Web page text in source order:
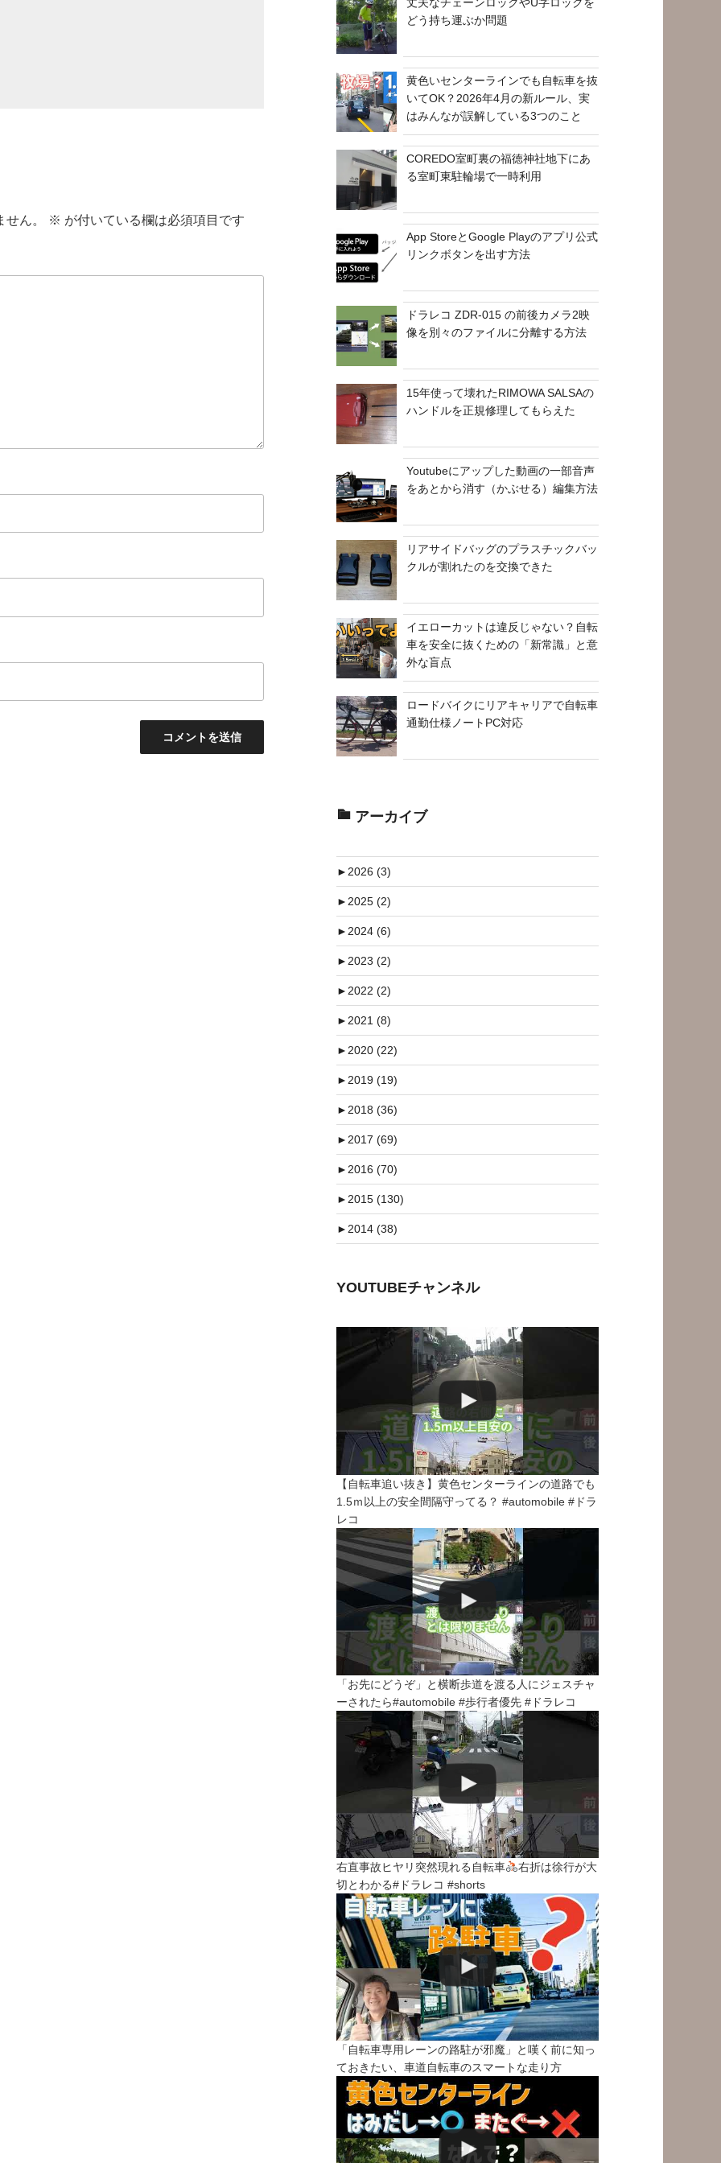
ん。 ※ が付いている欄は必須項目です
どう持ち運ぶか問題
黄色いセンターラインでも自転車を抜
いてOK？2026年4月の新ルール、実
はみんなが誤解している3つのこと
COREDO室町裏の福徳神社地下にあ
る室町東駐輪場で一時利用
App StoreとGoogle Playのアプリ公式
リンクボタンを出す方法
ドラレコ ZDR-015 の前後カメラ2映
像を別々のファイルに分離する方法
15年使って壊れたRIMOWA SALSAの
ハンドルを正規修理してもらえた
Youtubeにアップした動画の一部音声
をあとから消す（かぶせる）編集方法
リアサイドバッグのプラスチックバッ
クルが割れたのを交換できた
イエローカットは違反じゃない？自転
車を安全に抜くための「新常識」と意
外な盲点
ロードバイクにリアキャリアで自転車
通勤仕様ノートPC対応
アーカイブ
►2026 (3)
►2025 (2)
►2024 (6)
►2023 (2)
►2022 (2)
►2021 (8)
►2020 (22)
►2019 (19)
►2018 (36)
►2017 (69)
►2016 (70)
►2015 (130)
►2014 (38)
YOUTUBEチャンネル
【自転車追い抜き】黄色センターラインの道路でも
1.5ｍ以上の安全間隔守ってる？ #automobile #ドラ
レコ
「お先にどうぞ」と横断歩道を渡る人にジェスチャ
ーされたら#automobile #歩行者優先 #ドラレコ
右直事故ヒヤリ突然現れる自転車
右折は徐行が大
切とわかる#ドラレコ #shorts
「自転車専用レーンの路駐が邪魔」と嘆く前に知っ
ておきたい、車道自転車のスマートな走り方